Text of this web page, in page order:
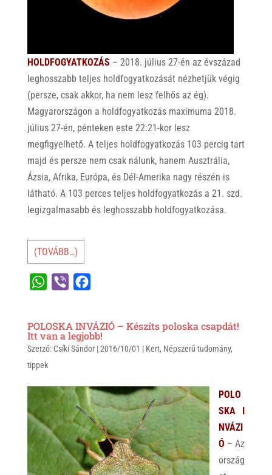
HOLDFOGYATKOZÁS – 2018. július 27-én az évszázad
leghosszabb teljes holdfogyatkozását nézhetjük végig
(persze, csak akkor, ha nem lesz felhős az ég).
Magyarországon a holdfogyatkozás maximuma 2018.
július 27-én, pénteken este 22:21-kor lesz
megfigyelhető. A teljes holdfogyatkozás 103 percig tart
majd és persze nem csak nálunk, hanem Ausztrália,
Ázsia, Afrika, Európa, és Dél-Amerika nagy részén is
látható. A 103 perces teljes holdfogyatkozás a 21. szd.
legizgalmasabb és leghosszabb holdfogyatkozása.
(TOVÁBB…)
t
s
A
p
e
r
e
b
k
POLOSKA INVÁZIÓ – Készíts poloska csapdát!
Itt van a legjobb!
Szerző: Csíki Sándor|2016/10/01 | Kert, Népszerű tudomány,
tippek
POLO
SKA I
NVÁZI
Ó – Az
ország